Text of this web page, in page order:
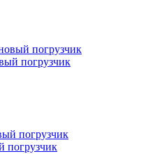
погрузчик
погрузчик